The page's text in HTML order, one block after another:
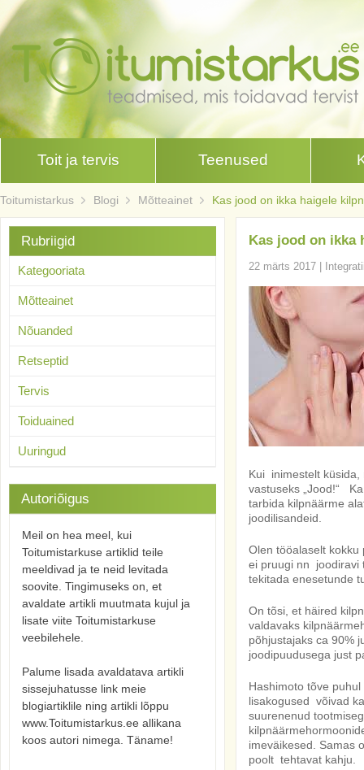
Toit ja tervis Teenused
Toitumistarkus Blogi Mõtteainet Kas jood on ikka haigele
Kas jood on ikka
22 märts 2017
Kui inimestelt
vastuseks „Jood!“
tarbida kilpnäärme
joodilisandeid.
Olen tööalaselt
ei pruugi nn joodiravi
tekitada enesetunde
On tõsi, et häired
valdavaks
põhjustajaks ca 90%
joodipuudusega just
Hashimoto tõve
lisakogused võivad
suurenenud
imeväikesed. Samas
poolt tehtavat kahju.
Rubriigid
Kategooriata
Mõtteainet
Nõuanded
Retseptid
Tervis
Toiduained
Uuringud
Autoriõigus
Meil on hea meel, kui
Toitumistarkuse artiklid teile
meeldivad ja te neid levitada
soovite. Tingimuseks on, et
avaldate artikli muutmata kujul ja
lisate viite Toitumistarkuse
veebilehele.
Palume lisada avaldatava artikli
sissejuhatusse link meie
blogiartiklile ning artikli lõppu
www.Toitumistarkus.ee allikana
koos autori nimega. Täname!